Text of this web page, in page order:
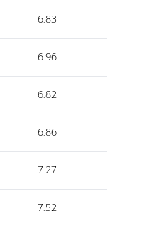
6.83
6.96
6.82
6.86
7.27
7.52